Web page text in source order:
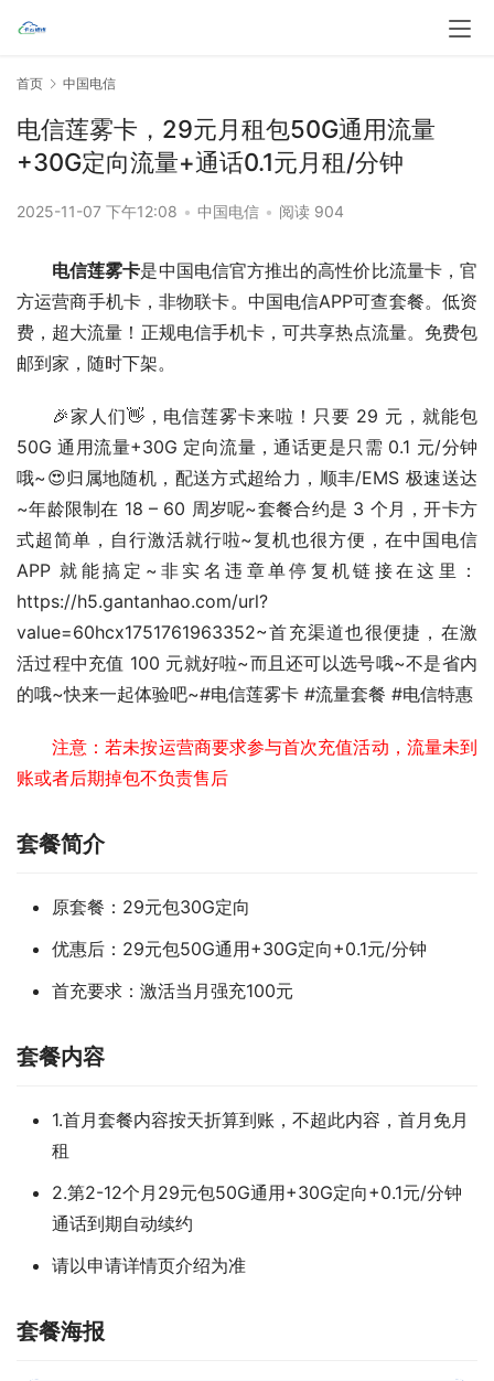
首页 中国电信
电信莲雾卡，29元月租包50G通用流量
+30G定向流量+通话0.1元月租/分钟
2025-11-07 下午12:08 • 中国电信 • 阅读 904
电信莲雾卡是中国电信官方推出的高性价比流量卡，官
方运营商手机卡，非物联卡。中国电信APP可查套餐。低资
费，超大流量！正规电信手机卡，可共享热点流量。免费包
邮到家，随时下架。
🎉家人们👋，电信莲雾卡来啦！只要 29 元，就能包
50G 通用流量+30G 定向流量，通话更是只需 0.1 元/分钟
哦~😍归属地随机，配送方式超给力，顺丰/EMS 极速送达
~年龄限制在 18 – 60 周岁呢~套餐合约是 3 个月，开卡方
式超简单，自行激活就行啦~复机也很方便，在中国电信
APP 就能搞定~非实名违章单停复机链接在这里：
https://h5.gantanhao.com/url?
value=60hcx1751761963352~首充渠道也很便捷，在激
活过程中充值 100 元就好啦~而且还可以选号哦~不是省内
注意：若未按运营商要求参与首次充值活动，流量未到
账或者后期掉包不负责售后
套餐简介
原套餐：29元包30G定向
优惠后：29元包50G通用+30G定向+0.1元/分钟
首充要求：激活当月强充100元
套餐内容
1.首月套餐内容按天折算到账，不超此内容，首月免月
租
2.第2-12个月29元包50G通用+30G定向+0.1元/分钟
通话到期自动续约
请以申请详情页介绍为准
套餐海报